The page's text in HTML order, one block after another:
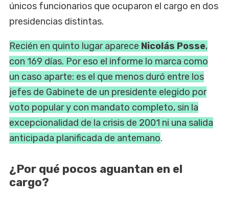
únicos funcionarios que ocuparon el cargo en dos
presidencias distintas.
Recién en quinto lugar aparece Nicolás Posse,
con 169 días. Por eso el informe lo marca como
un caso aparte: es el que menos duró entre los
jefes de Gabinete de un presidente elegido por
voto popular y con mandato completo, sin la
excepcionalidad de la crisis de 2001 ni una salida
anticipada planificada de antemano.
¿Por qué pocos aguantan en el
cargo?